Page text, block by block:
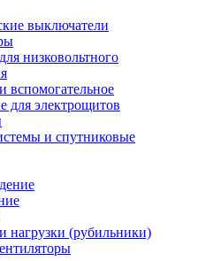
выключатели
низковольтного
вспомогательное
для электрощитов
и спутниковые
нагрузки (рубильники)